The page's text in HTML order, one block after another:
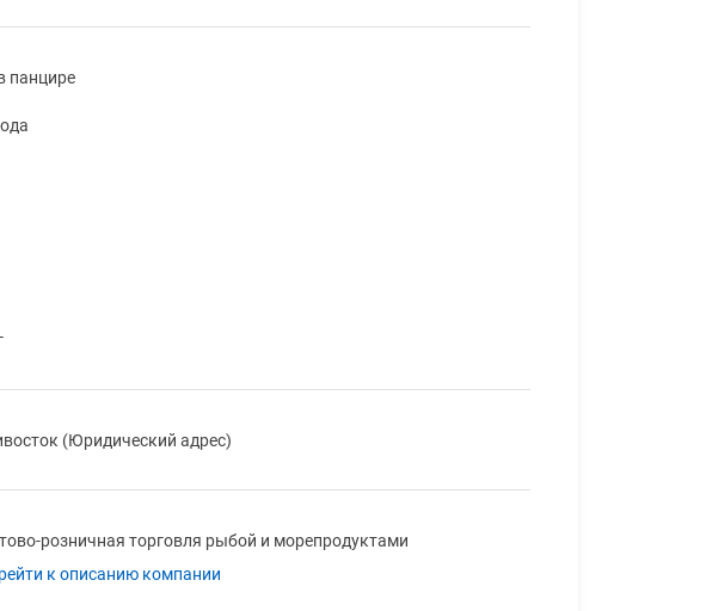
панцире
(Юридический адрес)
розничная торговля рыбой и морепродуктами
к описанию компании